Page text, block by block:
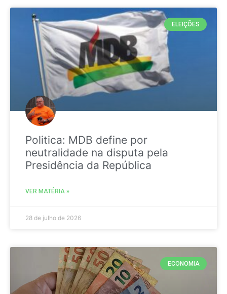
ELEIÇÕES
Politica: MDB define por
neutralidade na disputa pela
Presidência da República
VER MATÉRIA »
28 de julho de 2026
ECONOMIA